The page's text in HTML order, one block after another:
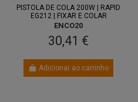
PISTOLA DE COLA 200W | RAPID
EG212 | FIXAR E COLAR
ENCO20
30,41 €
Adicionar ao carrinho